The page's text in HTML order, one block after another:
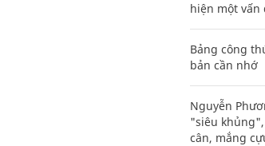
hiện một vấn
Bảng công
bản cần nhớ
Nguyễn
"siêu
cân, mắng